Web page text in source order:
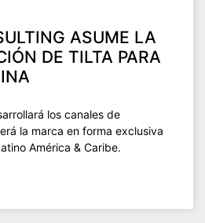
ASUME LA
DE TILTA PARA
los canales de
la marca en forma exclusiva
América & Caribe.